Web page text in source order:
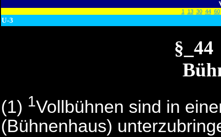
1 13 30 44 60
U-3
(1) 1Vollbühnen sind in
(Bühnenhaus)